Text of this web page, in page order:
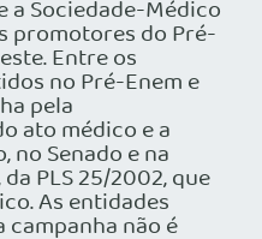
a Sociedade-Médico
promotores do Pré-
Entre os
no Pré-Enem e
pela
ato médico e a
no Senado e na
PLS 25/2002, que
As entidades
campanha não é